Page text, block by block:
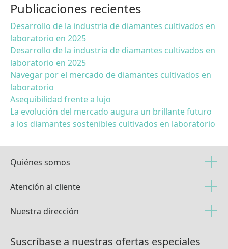
Publicaciones recientes
Desarrollo de la industria de diamantes cultivados en
laboratorio en 2025
Desarrollo de la industria de diamantes cultivados en
laboratorio en 2025
Navegar por el mercado de diamantes cultivados en
laboratorio
Asequibilidad frente a lujo
La evolución del mercado augura un brillante futuro
a los diamantes sostenibles cultivados en laboratorio
Quiénes somos
Atención al cliente
Nuestra dirección
Suscríbase a nuestras ofertas especiales